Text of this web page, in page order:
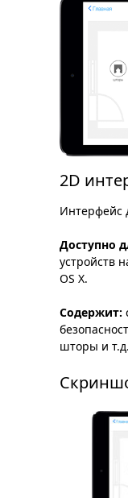
2D
Интерфейс
Доступно
устройств
OS X.
Содержит:
шторы и т.д.